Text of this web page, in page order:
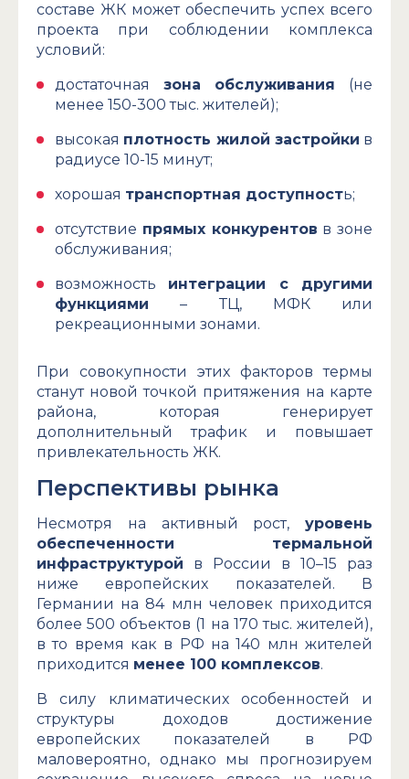
составе ЖК может обеспечить успех всего
проекта при соблюдении комплекса
условий:
достаточная зона обслуживания (не
менее 150-300 тыс. жителей);
высокая плотность жилой застройки в
радиусе 10-15 минут;
хорошая транспортная доступность;
отсутствие прямых конкурентов в зоне
обслуживания;
возможность интеграции с другими
функциями – ТЦ, МФК или
рекреационными зонами.
При совокупности этих факторов термы
станут новой точкой притяжения на карте
района, которая генерирует
дополнительный трафик и повышает
привлекательность ЖК.
Перспективы рынка
Несмотря на активный рост, уровень
обеспеченности термальной
инфраструктурой в России в 10–15 раз
ниже европейских показателей. В
Германии на 84 млн человек приходится
более 500 объектов (1 на 170 тыс. жителей),
в то время как в РФ на 140 млн жителей
приходится менее 100 комплексов.
В силу климатических особенностей и
структуры доходов достижение
европейских показателей в РФ
маловероятно, однако мы прогнозируем